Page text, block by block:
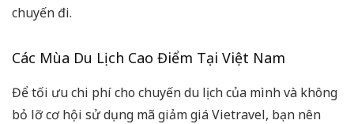
chuyến đi.
Các Mùa Du Lịch Cao Điểm Tại Việt Nam
Để tối ưu chi phí cho chuyến du lịch của mình và không
bỏ lỡ cơ hội sử dụng mã giảm giá Vietravel, bạn nên